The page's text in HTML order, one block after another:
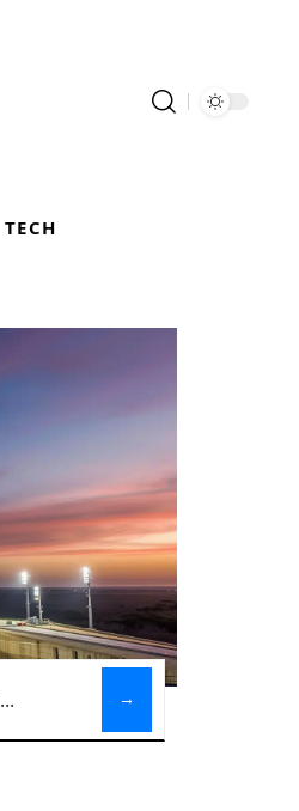
TECH